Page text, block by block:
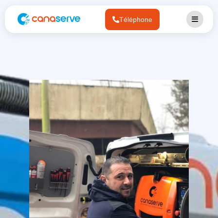
Téléphone